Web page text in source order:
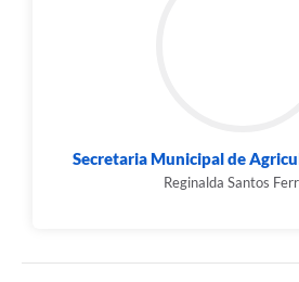
Secretaria Municipal de
Reginalda Santos